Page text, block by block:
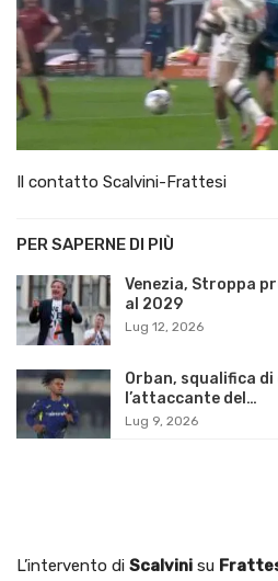
Il contatto Scalvini-Frattesi
PER SAPERNE DI PIÙ
Venezia, Stroppa
al 2029
Lug 12, 2026
Orban, squalifica di
l’attaccante del…
Lug 9, 2026
L’intervento di Scalvini su